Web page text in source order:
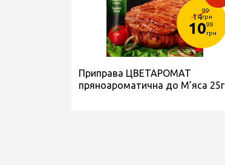
14
99
грн
1099
грн
Приправа ЦВЕТАРОМАТ
пряноароматична до М’яса 25г